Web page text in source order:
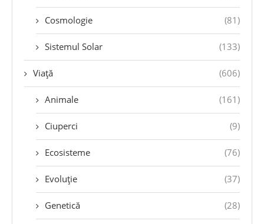
Cosmologie (81)
Sistemul Solar (133)
Viață (606)
Animale (161)
Ciuperci (9)
Ecosisteme (76)
Evoluție (37)
Genetică (28)